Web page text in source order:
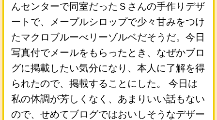
んセンターで同室だったＳさんの手作りデザ
ートで、メープルシロップで少々甘みをつけ
たマクロブルーべリーゾルベだそうだ。今日
写真付でメールをもらったとき、なぜかブロ
グに掲載したい気分になり、本人に了解を得
られたので、掲載することにした。 今日は
私の体調が芳しくなく、あまりいい話もない
ので、せめてブログではおいしそうなデザー